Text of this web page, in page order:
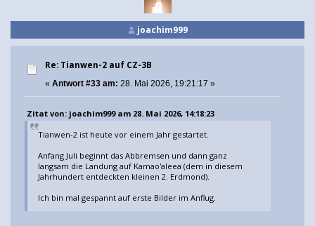
joachim999
Re: Tianwen-2 auf CZ-3B
« Antwort #33 am: 28. Mai 2026, 19:21:17 »
Zitat von: joachim999 am 28. Mai 2026, 14:18:23
Tianwen-2 ist heute vor einem Jahr gestartet.
Anfang Juli beginnt das Abbremsen und dann ganz
langsam die Landung auf Kamao'aleea (dem in diesem
Jahrhundert entdeckten kleinen 2. Erdmond).
Ich bin mal gespannt auf erste Bilder im Anflug.